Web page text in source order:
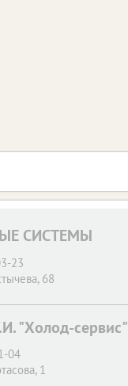
СИСТЕМЫ
23
68
"Холод-сервис"
04
1